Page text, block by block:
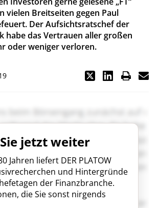
vielen Breitseiten gegen Paul
Der Aufsichtsratschef der
habe das Vertrauen aller großen
oder weniger verloren.
jetzt weiter
Jahren liefert DER PLATOW
und Hintergründe
der Finanzbranche.
die Sie sonst nirgends